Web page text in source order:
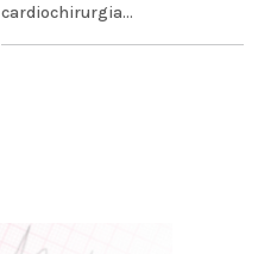
cardiochirurgia...